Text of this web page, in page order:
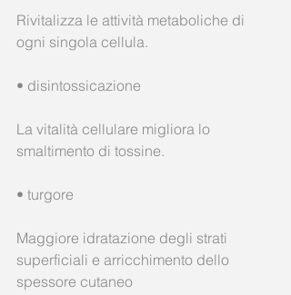
Rivitalizza le attività metaboliche di
ogni singola cellula.
• disintossicazione
La vitalità cellulare migliora lo
smaltimento di tossine.
• turgore
Maggiore idratazione degli strati
superficiali e arricchimento dello
spessore cutaneo